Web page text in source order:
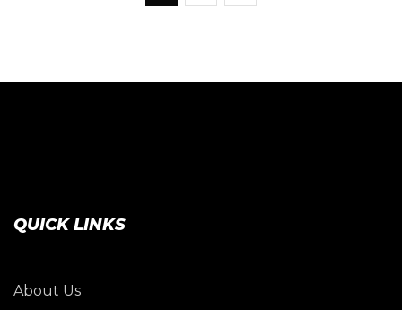
QUICK LINKS
About Us